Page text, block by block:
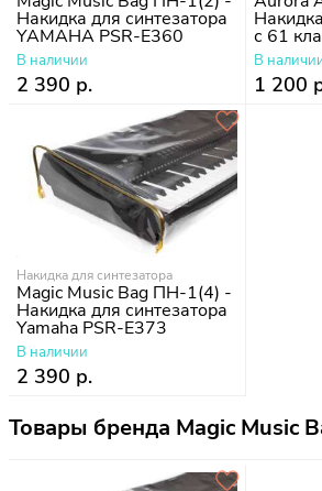
Накидка для синтезатора
YAMAHA PSR-E360
В наличии
2 390 р.
с 61
В
1 200
Накидка для синтезатора
Magic Music Bag ПН-1(4) -
Накидка для синтезатора
Yamaha PSR-E373
В наличии
2 390 р.
Товары бренда Magic Music